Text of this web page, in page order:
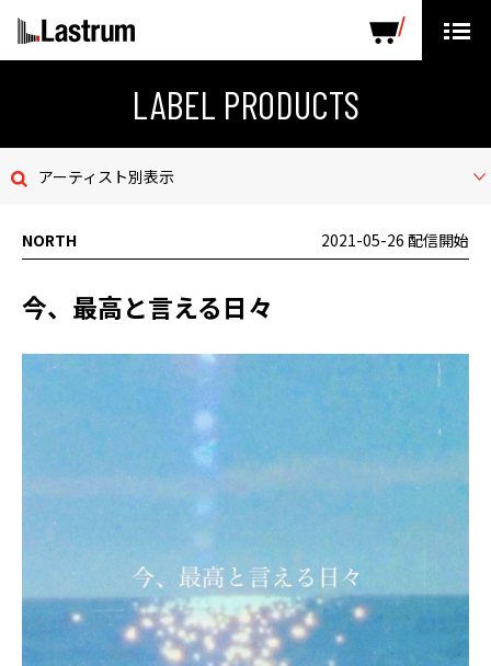
LABEL PRODUCTS
お問い合わせ
デモテープ
プライバシーポリシー
ENGLISH PAGE
LABEL PRODUCTS
アーティスト別表示
NORTH 2021-05-26 配信開始
今、最高と言える日々